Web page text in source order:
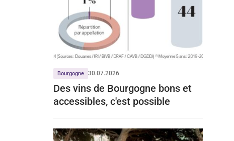
Bourgogne 30.07.2026
Des vins de Bourgogne bons et
accessibles, c'est possible